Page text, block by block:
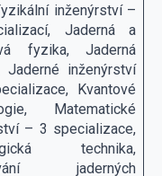
inženýrství –
Jaderná a
fyzika, Jaderná
Jaderné inženýrství
Kvantové
Matematické
– 3 specializace,
technika,
jaderných